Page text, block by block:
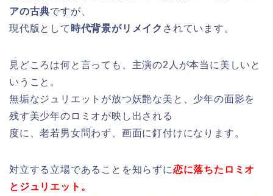
アの古典ですが、
現代版として 時代背景がリメイク されています。
見どころは何と言っても、主演の2人が本当に美しいと
いうこと。
無垢なジュリエットが放つ妖艶な美と、少年の面影を
残す美少年のロミオが映し出される
度に、老若男女問わず、画面に釘付けになります。
対立する立場であることを知らずに恋に落ちたロミオ
とジュリエット。